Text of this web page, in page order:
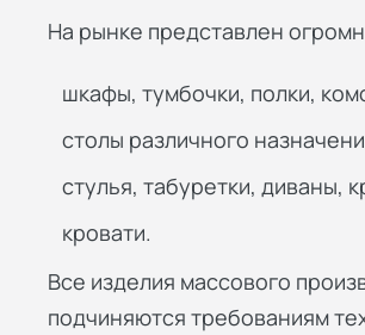
На рынке представлен
шкафы, тумбочки, полки,
столы различного
стулья, табуретки, диваны,
кровати.
Все изделия массового
подчиняются требованиям